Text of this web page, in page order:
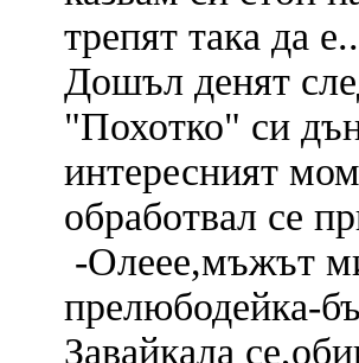
трепят така да
Дошъл денят
"Похотко" си
интересният
обработвал се
-Олеее,мъжът
прелюбодейка-
Завайкала